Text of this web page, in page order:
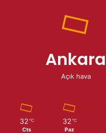
Ankara
Açık hava
32 ℃
Cts
32 ℃
Paz